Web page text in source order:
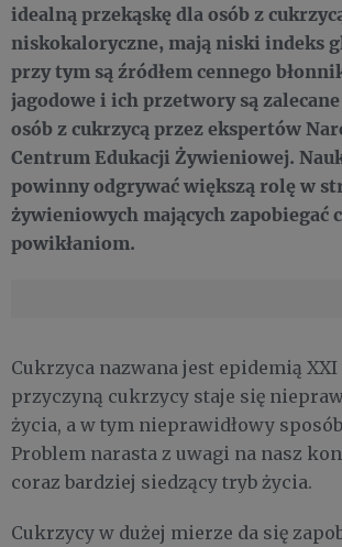
idealną przekąskę dla osób z
niskokaloryczne, mają niski indeks
przy tym są źródłem cennego
jagodowe i ich przetwory są
osób z cukrzycą przez ekspertów
Centrum Edukacji Żywieniowej.
powinny odgrywać większą rolę w
żywieniowych mających zapobiegać
powikłaniom.
Cukrzyca nazwana jest epidemią XXI
przyczyną cukrzycy staje się
życia, a w tym nieprawidłowy
Problem narasta z uwagi na nasz
coraz bardziej siedzący tryb życia.
Cukrzycy w dużej mierze da się